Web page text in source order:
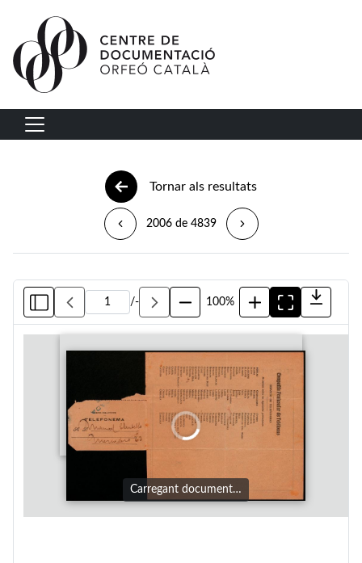
Vés al contingut
Navegació principal
Tornar als resultats
2006 de 4839
/- 100%
Carregant document…